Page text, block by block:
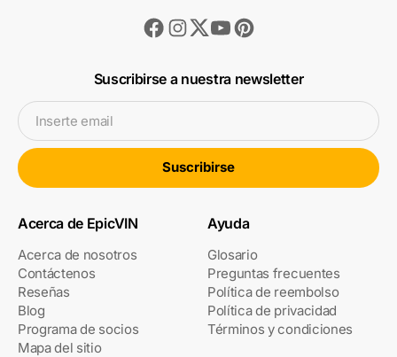
Facebook
Instagram
TwitterYoutubePinterest
Suscribirse a nuestra newsletter
Inserte email
Suscribirse
Acerca de EpicVIN
Acerca de nosotros
Contáctenos
Reseñas
Blog
Programa de socios
Mapa del sitio
Ayuda
Glosario
Preguntas frecuentes
Política de reembolso
Política de privacidad
Términos y condiciones